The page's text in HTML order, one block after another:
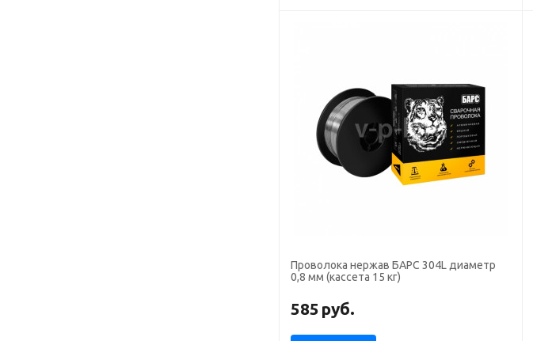
Проволока нержав БАРС 304L диаметр
0,8 мм (кассета 15 кг)
585 руб.